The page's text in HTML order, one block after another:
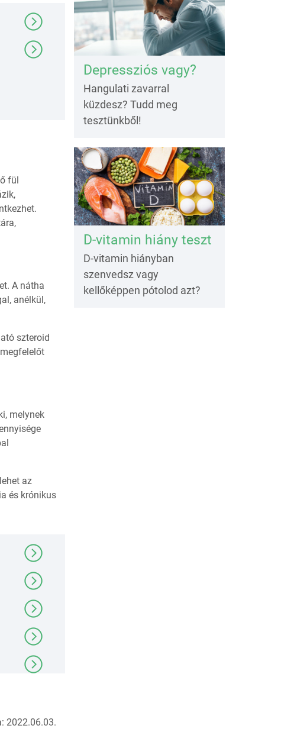
fül
A nátha
anélkül,
szteroid
melynek
az
és krónikus
2022.06.03.
Depressziós vagy?
Hangulati zavarral
küzdesz? Tudd meg
tesztünkből!
D-vitamin hiány teszt
D-vitamin hiányban
szenvedsz vagy
kellőképpen pótolod azt?